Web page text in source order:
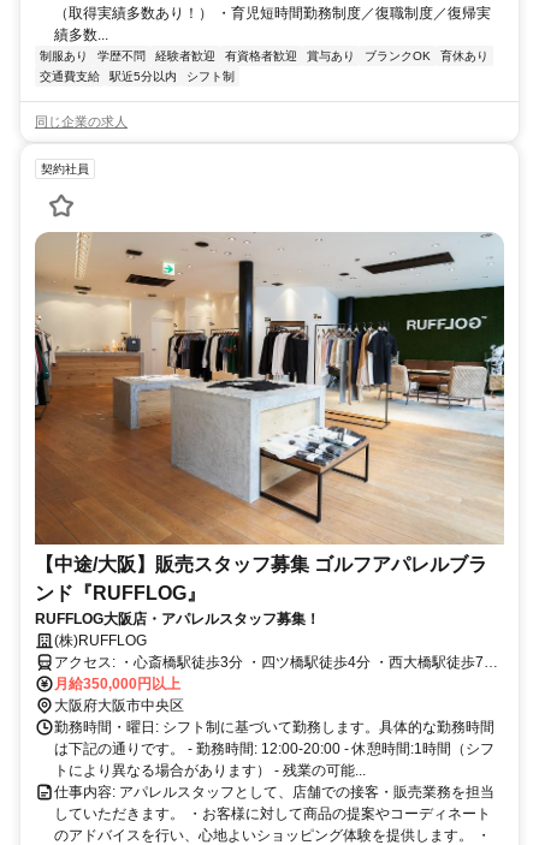
（取得実績多数あり！） ・育児短時間勤務制度／復職制度／復帰実
績多数...
制服あり 学歴不問 経験者歓迎 有資格者歓迎 賞与あり ブランクOK
育休あり
交通費支給
駅近5分以内 シフト制
同じ企業の求人
契約社員
【中途/大阪】販売スタッフ募集 ゴルフアパレルブラ
ンド『RUFFLOG』
RUFFLOG大阪店・アパレルスタッフ募集！
(株)RUFFLOG
アクセス: ・心斎橋駅徒歩3分 ・四ツ橋駅徒歩4分 ・西大橋駅徒歩7分
・本町駅徒歩10分
月給350,000円以上
大阪府大阪市中央区
勤務時間・曜日: シフト制に基づいて勤務します。具体的な勤務時間
は下記の通りです。 - 勤務時間: 12:00-20:00 - 休憩時間:1時間（シフ
トにより異なる場合があります） - 残業の可能...
仕事内容: アパレルスタッフとして、店舗での接客・販売業務を担当
していただきます。 ・お客様に対して商品の提案やコーディネート
のアドバイスを行い、心地よいショッピング体験を提供します。 ・